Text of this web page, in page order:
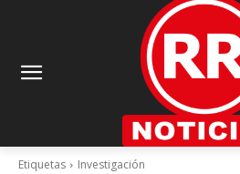
Etiquetas Investigación